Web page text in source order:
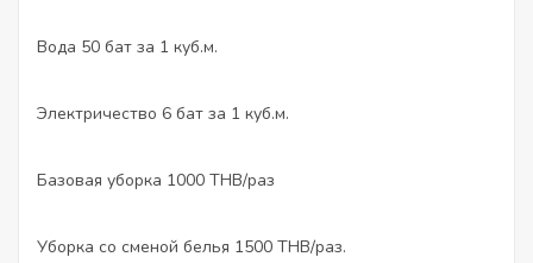
Вода 50 бат за 1 куб.м.
Электричество 6 бат за 1 куб.м.
Базовая уборка 1000 THB/раз
Уборка со сменой белья 1500 THB/раз.